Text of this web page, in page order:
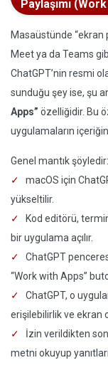
Paylaşımı
Masaüstünde “ekran
Meet ya da Teams
ChatGPT’nin resmi
sunduğu şey ise, şu
Apps” özelliğidir. Bu
uygulamaların
Genel mantık şöyledir:
macOS için
yükseltilir.
Kod editörü,
bir uygulama açılır.
ChatGPT
“Work with Apps”
ChatGPT, o
erişilebilirlik ve ekran
İzin verildikten
metni okuyup